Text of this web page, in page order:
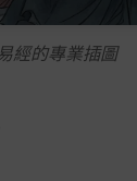
經的專業插圖